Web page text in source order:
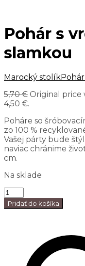
Pohár s
slamkou
Marocký stolík
5,70€ Original price
4,50 €.
Poháre so
zo 100 %
Vašej párty bude
naviac chránime
cm.
Na sklade
Pridať do košíka